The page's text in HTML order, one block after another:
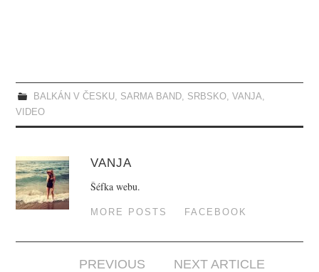
BALKÁN V ČESKU, SARMA BAND, SRBSKO, VANJA
VIDEO
VANJA
Šéfka webu.
MORE POSTS FACEBOOK
PREVIOUS
NEXT ARTICLE